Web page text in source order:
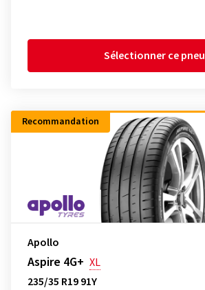
Sélectionner ce pneu
Recommandation
Apollo
Aspire 4G+ XL
235/35 R19 91Y